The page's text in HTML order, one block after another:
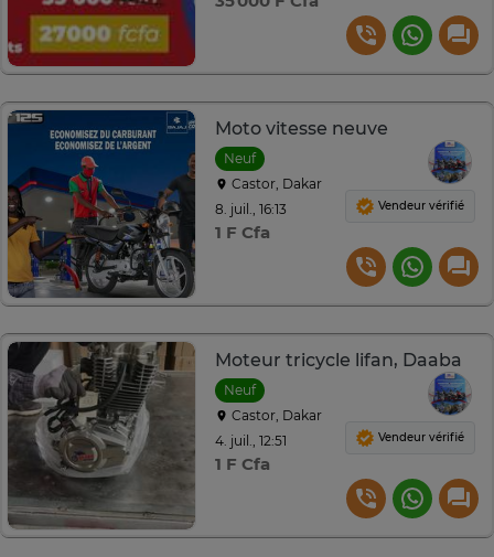
Moto vitesse neuve
Neuf
Castor, Dakar
8. juil., 16:13
1 F Cfa
Vendeur vérifié
Moteur tricycle lifan, Daaba
Neuf
Castor, Dakar
4. juil., 12:51
1 F Cfa
Vendeur vérifié